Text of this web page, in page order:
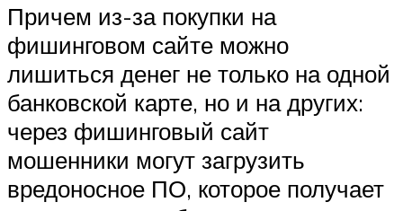
Причем из-за покупки на
фишинговом сайте можно
лишиться денег не только на одной
банковской карте, но и на других:
через фишинговый сайт
мошенники могут загрузить
вредоносное ПО, которое получает